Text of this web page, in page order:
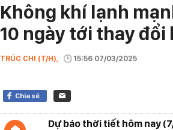
Không khí lạnh
10 ngày tới thay đổi
TRÚC CHI (T/H), 15:56 07/03/2025
Chia sẻ
Dự báo thời tiết hôm nay